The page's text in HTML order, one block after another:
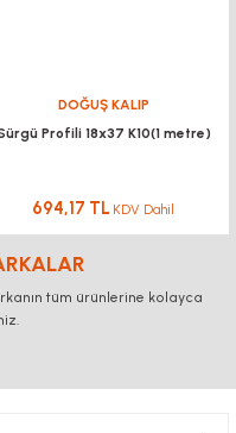
DOĞUŞ KALIP
Profili 18x37 K10(1 metre)
694,17 TL KDV Dahil
tüm ürünlerine kolayca